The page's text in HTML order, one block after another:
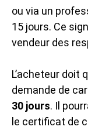
ou via un
15 jours. Ce
vendeur des
L’acheteur doit
demande de
30 jours. Il
le certificat de